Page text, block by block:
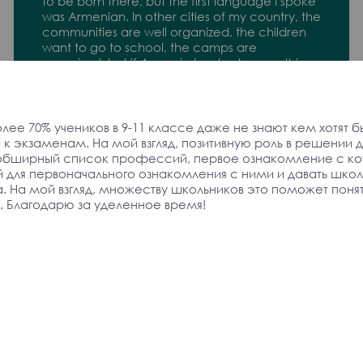
was Armenian. In other cities of my country, the
communities are well organized, the children
want to go to school, the camps are
organized, but if Armenia has to do something,
Convention Participant
70% учеников в 9-11 классе даже не знают кем хотят
к экзаменам. На мой взгляд, позитивную роль в
список профессий, первое ознакомление с
первоначального ознакомления с ними и давать
мой взгляд, множеству школьников это поможет
Благодарю за уделенное время!